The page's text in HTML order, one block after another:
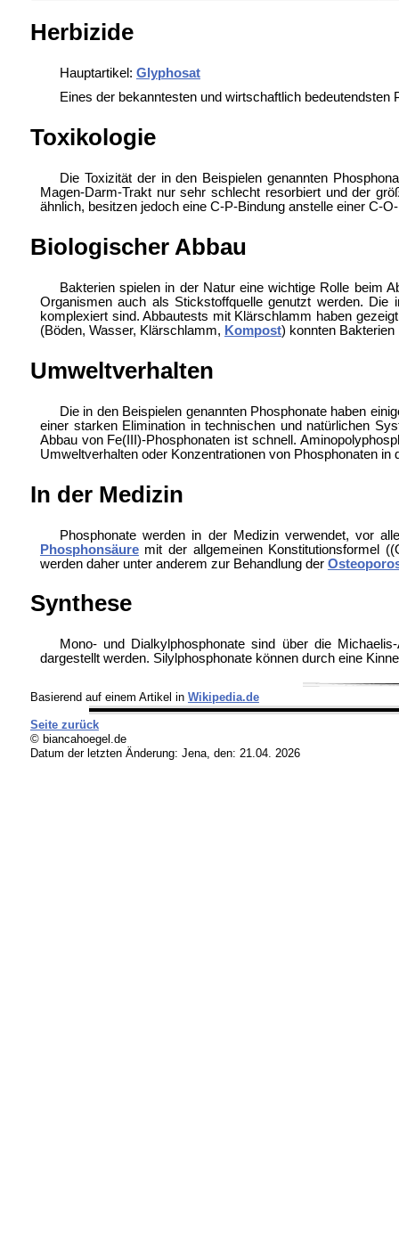
Herbizide
Hauptartikel: Glyphosat
Eines der bekanntesten und wirtschaftlich bedeutendsten
Toxikologie
Die Toxizität der in den Beispielen genannten
Magen-Darm-Trakt nur sehr schlecht resorbiert und der
ähnlich, besitzen jedoch eine C-P-Bindung anstelle einer C-
Biologischer Abbau
Bakterien spielen in der Natur eine wichtige Rolle beim
Organismen auch als Stickstoffquelle genutzt werden.
komplexiert sind. Abbautests mit Klärschlamm haben
(Böden, Wasser, Klärschlamm, Kompost) konnten Bakterien
Umweltverhalten
Die in den Beispielen genannten Phosphonate haben
einer starken Elimination in technischen und natürlichen
Abbau von Fe(III)-Phosphonaten ist schnell.
Umweltverhalten oder Konzentrationen von Phosphonaten
In der Medizin
Phosphonate werden in der Medizin verwendet, vor
Phosphonsäuremit der allgemeinen Konstitutionsformel
werden daher unter anderem zur Behandlung der
Synthese
Mono- und Dialkylphosphonate sind über die
dargestellt werden. Silylphosphonate können durch eine
Basierend auf einem Artikel in Wikipedia.de
Seite zurück
© biancahoegel.de
Datum der letzten Änderung: Jena, den: 21.04. 2026